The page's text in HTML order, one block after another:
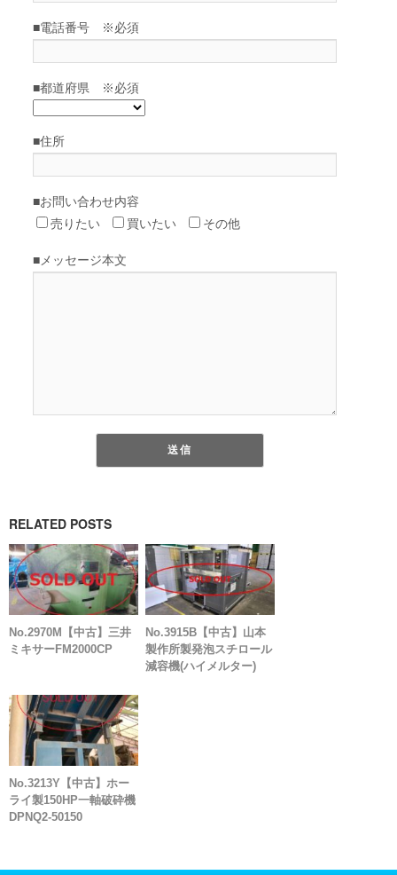
RELATED POSTS
No.2970M【中古】三井
ミキサーFM2000CP
No.3915B【中古】山本
製作所製発泡スチロール
減容機(ハイメルター)
No.3213Y【中古】ホー
ライ製150HP一軸破砕機
DPNQ2-50150